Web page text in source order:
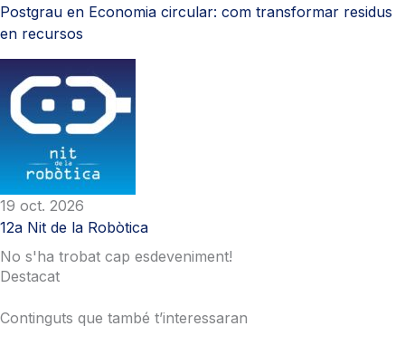
Postgrau en Economia circular: com transformar residus
en recursos
19 oct. 2026
12a Nit de la Robòtica
No s'ha trobat cap esdeveniment!
Destacat
Continguts que també t’interessaran